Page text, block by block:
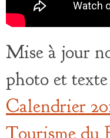
Mise à jour
photo et
Calendrier
Tourisme du